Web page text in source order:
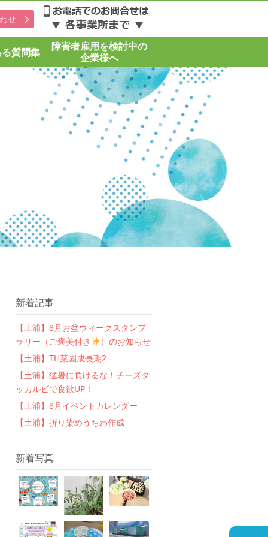
せ
質問集
障害者雇用を検討中の
企業様へ
新着記事
【土浦】8月お盆ウィークスタンプ
ラリー（ご褒美付き
）のお知らせ
【土浦】TH菜園成長期2
【土浦】猛暑に負けるな！チーズタ
ッカルビで食欲UP！
【土浦】8月イベントカレンダー
【土浦】折り染めうちわ作成
新着写真